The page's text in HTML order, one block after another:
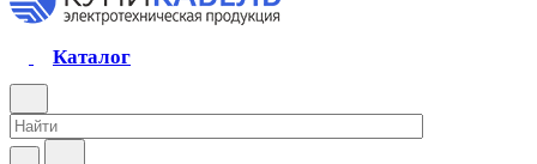
Каталог